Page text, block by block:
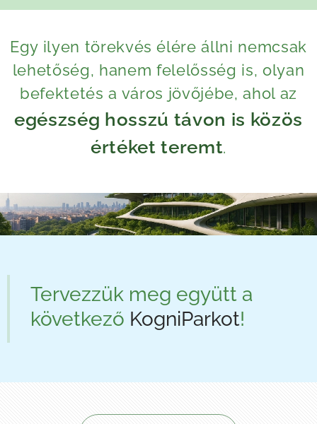
Egy ilyen törekvés élére állni nemcsak
lehetőség, hanem felelősség is, olyan
befektetés a város jövőjébe, ahol az
egészség hosszú távon is közös
értéket teremt.
Tervezzük meg együtt a
következő KogniParkot!